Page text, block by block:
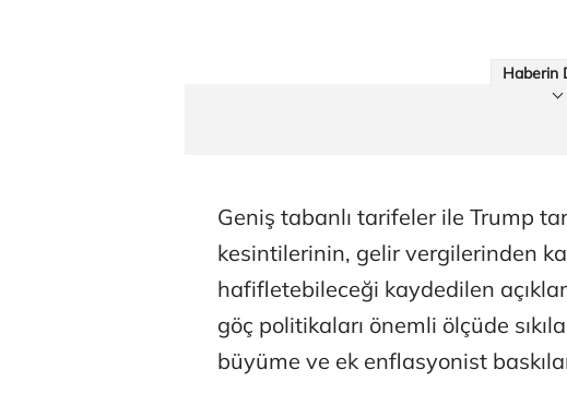
Haberin
Geniş tabanlı tarifeler ile Trump
kesintilerinin, gelir vergilerinden
hafifletebileceği kaydedilen
göç politikaları önemli ölçüde
büyüme ve ek enflasyonist